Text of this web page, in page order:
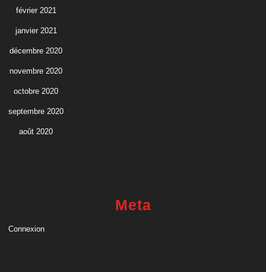
février 2021
janvier 2021
décembre 2020
novembre 2020
octobre 2020
septembre 2020
août 2020
Meta
Connexion